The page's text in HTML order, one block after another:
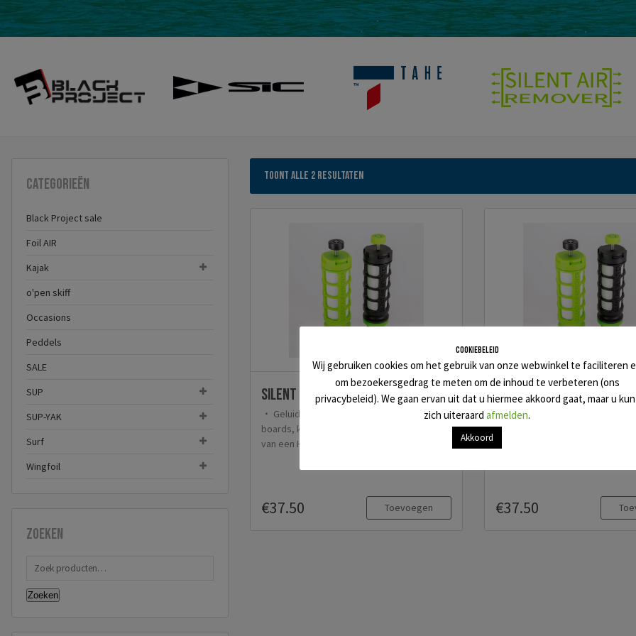
Toont alle 2 resultatenGesorteerd
nieuwste
Silent Air Remover – Zwart
Geluiddemper voor opblaasbare SUP-
boards, kajaks en boten die voorzien zijn
van een HR ventiel
€37.50 Toevoegen
Silent Air Remover –
Geluiddemper voor
boards, kajaks en boten die
€37.50
Categorieën
Black Project sale
Foil AIR
Kajak
o'pen skiff
Occasions
Peddels
SALE
SUP
SUP-YAK
Surf
Wingfoil
Zoeken
Zoeken
Cookiebeleid
Wij gebruiken cookies om het gebruik van onze webwinkel te faciliteren
om bezoekersgedrag te meten om de inhoud te verbeteren (ons
privacybeleid). We gaan ervan uit dat u hiermee akkoord gaat, maar u
zich uiteraard afmelden.
Akkoord